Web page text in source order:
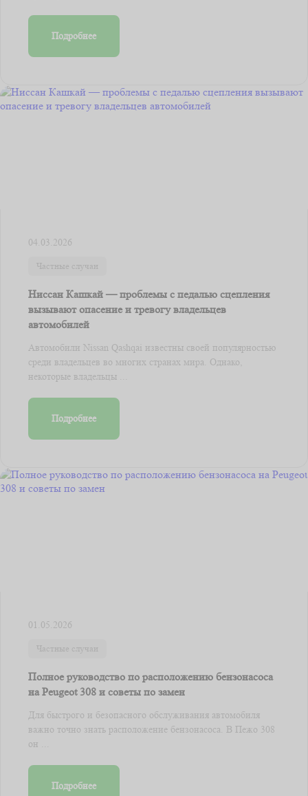
Подробнее
04.03.2026
Частные случаи
Ниссан Кашкай — проблемы с педалью сцепления
вызывают опасение и тревогу владельцев
автомобилей
Автомобили Nissan Qashqai известны своей популярностью
среди владельцев во многих странах мира. Однако,
некоторые владельцы ...
Подробнее
01.05.2026
Частные случаи
Полное руководство по расположению бензонасоса
на Peugeot 308 и советы по замен
Для быстрого и безопасного обслуживания автомобиля
важно точно знать расположение бензонасоса. В Пежо 308
он ...
Подробнее